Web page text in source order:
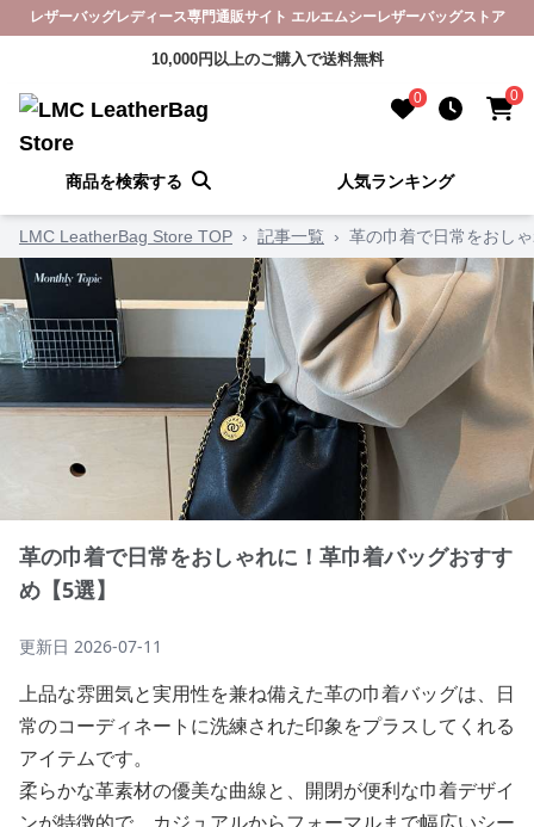
レザーバッグレディース専門通販サイト エルエムシーレザーバッグストア
10,000円以上のご購入で送料無料
0 0
商品を検索する 人気ランキング
LMC LeatherBag Store TOP › 記事一覧 › 革の巾着で日常をおし
革の巾着で日常をおしゃれに！革巾着バッグおすす
め【5選】
更新日 2026-07-11
上品な雰囲気と実用性を兼ね備えた革の巾着バッグは、日
常のコーディネートに洗練された印象をプラスしてくれる
アイテムです。
柔らかな革素材の優美な曲線と、開閉が便利な巾着デザイ